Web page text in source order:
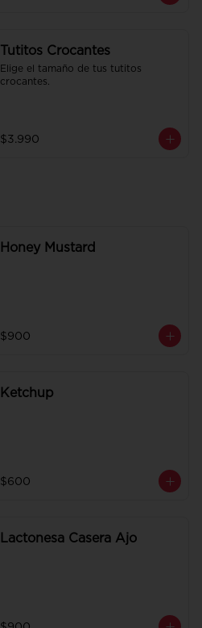
Tutitos Crocantes
Elige el tamaño de tus tutitos
crocantes.
$3.990
Honey Mustard
$900
Ketchup
$600
Lactonesa Casera Ajo